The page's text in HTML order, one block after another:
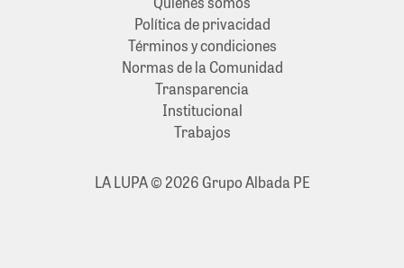
Política de privacidad
Términos y condiciones
Normas de la Comunidad
Transparencia
Institucional
Trabajos
LA LUPA © 2026 Grupo Albada PE